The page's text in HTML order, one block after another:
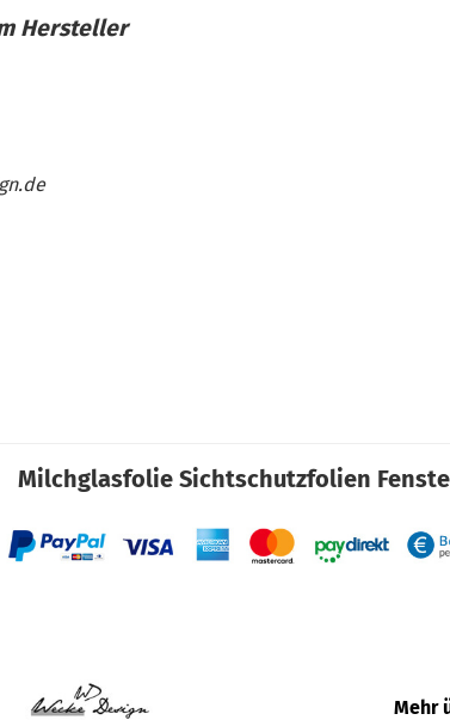
Milchglasfolie Sichtschutzfolien
Mehr